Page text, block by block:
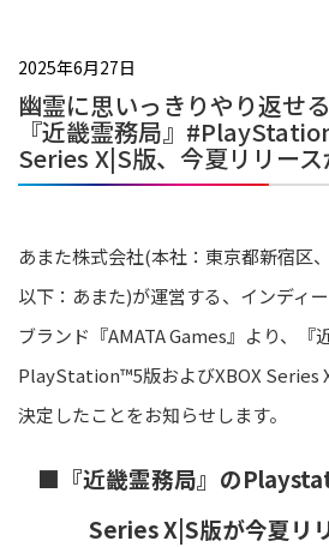
2025年6月27日
幽霊に思いっきりやり返せ
『近畿霊務局』
Series X|S版、今夏リリース
あまた株式会社(本社：東京都新宿区
以下：あまた)が運営する、インディ
ブランド『AMATA Games』より、『
PlayStation™5版およびXBOX Series
決定したことをお知らせします。
■『近畿霊務局』の
Series X|S版が今夏リ